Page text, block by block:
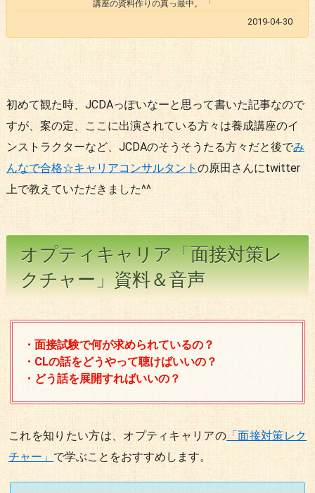
講座の資料作りの真っ最中。 「
2019-04-30
初めて観た時、JCDAっぽいなーと思って書いた記事なので
すが、案の定、ここに出演されている方々は養成講座のイ
ンストラクターなど、JCDAのそうそうたる方々だと後でみ
んなで合格☆キャリアコンサルタント の原田さんにtwitter
上で教えていただきました^^
オプティキャリア「面接対策レ
クチャー」資料＆音声
・面接試験で何が求められているの？
・CLの話をどうやって聴けばいいの？
・どう話を展開すればいいの？
これを知りたい方は、オプティキャリアの 「面接対策レク
チャー」 で学ぶことをおすすめします。